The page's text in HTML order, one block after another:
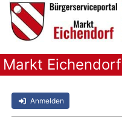
Markt Eichendorf